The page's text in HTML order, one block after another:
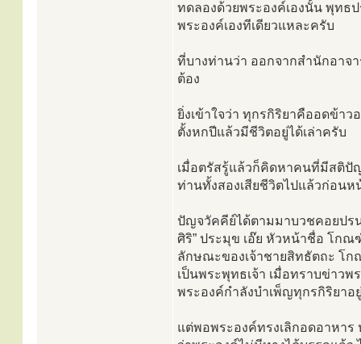
ทดลองด้วยพระองค์เองนั้น พุทธ
พระองค์เองทีเดียวแหละครับ
ที่บางท่านว่า ออกจากสำนักอาจ
ต้อง
ยิ่งเข้าใจว่า ทุกรกิริยาคืออดข้า
ตั้งหกปีแล้วมีชีวิตอยู่ได้เล่าครับ
เมื่อตรัสรู้แล้วก็คิดหาคนที่มีสติปั
ท่านทั้งสองเสียชีวิตไปแล้วก่อนห
ปัญจวัคคีย์ได้ตามมาบวชคอยปร
ศิริ” ประมุข เอ๊ย หัวหน้าชื่อ โก
ลักษณะของเจ้าชายสิทธัตถะ โ
เป็นพระพุทธเจ้า เมื่อทราบข่าว
พระองค์กำลังบำเพ็ญทุกรกิริยาอ
แต่พอพระองค์ทรงเลิกอดอาหา